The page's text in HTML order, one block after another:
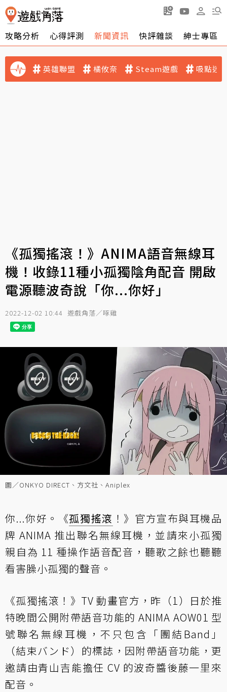
攻略分析 心得評測 新聞資訊 快評雜談 紳士專區
英雄聯盟 橘攸奈 Steam遊戲 吸點迷
《孤獨搖滾！》ANIMA語音無線耳
機！收錄11種小孤獨陰角配音 開啟
電源聽波奇說「你...你好」
2022-12-02 10:44 遊戲角落／啄雞
圖／ONKYO DIRECT、方文社、Aniplex
你...你好。《孤獨搖滾 ！》官方宣布與耳機品
牌 ANIMA 推出聯名無線耳機，並請來小孤獨
親自為 11 種操作語音配音，聽歌之餘也聽聽
看害臊小孤獨的聲音。
《孤獨搖滾！》TV 動畫官方，昨（1）日於推
特晚間公開附帶語音功能的 ANIMA AOW01 型
號聯名無線耳機，不只包含「團結Band」
（結束バンド）的標誌，因附帶語音功能，更
邀請由青山吉能擔任 CV 的波奇醬後藤一里來
配音。